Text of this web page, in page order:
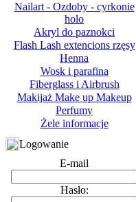
Nailart - Ozdoby - cyrkonie
holo
Akryl do paznokci
Flash Lash extencions rzęsy
Henna
Wosk i parafina
Fiberglass i Airbrush
Makijaż Make up Makeup
Perfumy
Żele informacje
Logowanie
E-mail
Hasło: